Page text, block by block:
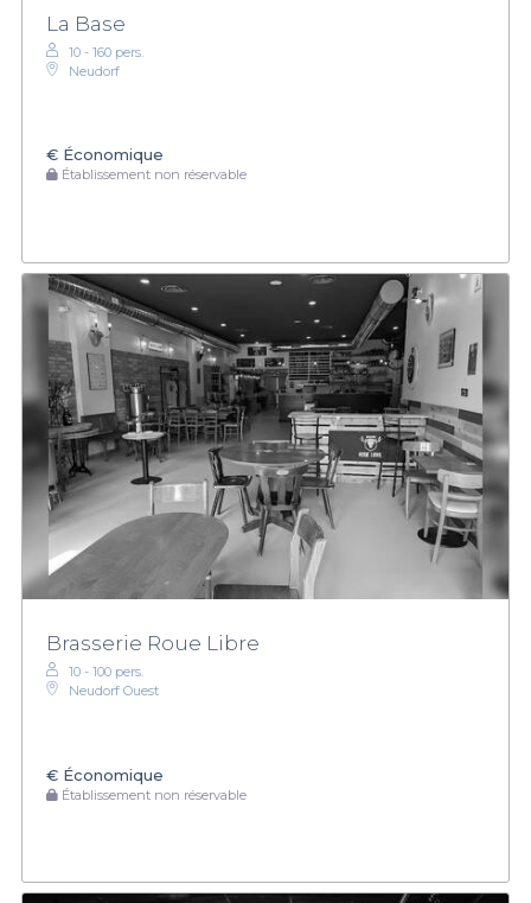
La Base
10 - 160 pers.
Neudorf
€ Économique
Établissement non réservable
Brasserie Roue Libre
10 - 100 pers.
Neudorf Ouest
€ Économique
Établissement non réservable